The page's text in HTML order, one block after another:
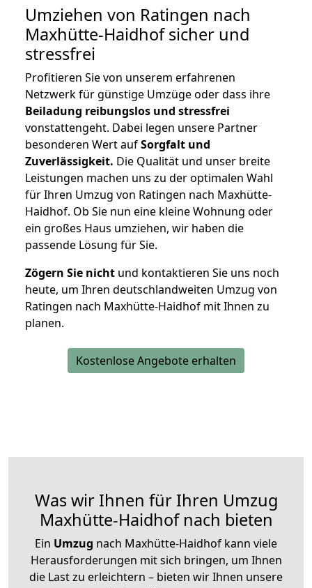
Umziehen von Ratingen nach
Maxhütte-Haidhofsicher und
stressfrei
Profitieren Sie von unserem erfahrenen
Netzwerk für günstige Umzüge oder dass ihre
Beiladung reibungslos und stressfrei
vonstattengeht. Dabei legen unsere Partner
besonderen Wert aufSorgfalt und
Zuverlässigkeit. Die Qualität und unser breite
Leistungen machen uns zu der optimalen Wahl
für Ihren Umzug von Ratingen nach Maxhütte-
Haidhof. Ob Sie nun eine kleine Wohnung oder
ein großes Haus umziehen, wir haben die
passende Lösung für Sie.
Zögern Sie nicht und kontaktieren Sie uns noch
heute, um Ihren deutschlandweiten Umzug von
Ratingen nach Maxhütte-Haidhof mit Ihnen zu
planen.
Kostenlose Angebote erhalten
Was wir Ihnen für Ihren Umzug
Maxhütte-Haidhof nach bieten
Ein Umzug nach Maxhütte-Haidhof kann viele
Herausforderungen mit sich bringen, um Ihnen
die Last zu erleichtern – bieten wir Ihnen unsere